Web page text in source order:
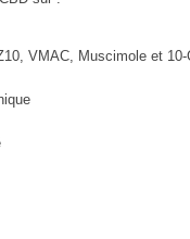
VMAC, Muscimole et 10-